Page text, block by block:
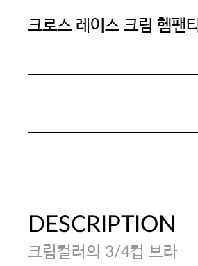
크로스 레이스 크림 헴팬티
DESCRIPTION
크림컬러의 3/4컵 브라